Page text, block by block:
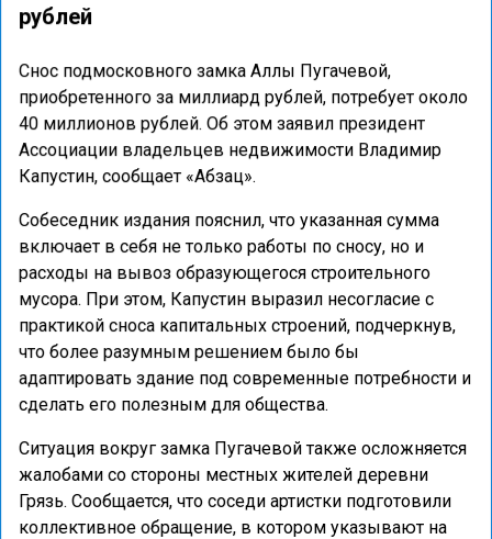
рублей
Снос подмосковного замка Аллы Пугачевой,
приобретенного за миллиард рублей, потребует около
40 миллионов рублей. Об этом заявил президент
Ассоциации владельцев недвижимости Владимир
Капустин, сообщает «Абзац».
Собеседник издания пояснил, что указанная сумма
включает в себя не только работы по сносу, но и
расходы на вывоз образующегося строительного
мусора. При этом, Капустин выразил несогласие с
практикой сноса капитальных строений, подчеркнув,
что более разумным решением было бы
адаптировать здание под современные потребности и
сделать его полезным для общества.
Ситуация вокруг замка Пугачевой также осложняется
жалобами со стороны местных жителей деревни
Грязь. Сообщается, что соседи артистки подготовили
коллективное обращение, в котором указывают на